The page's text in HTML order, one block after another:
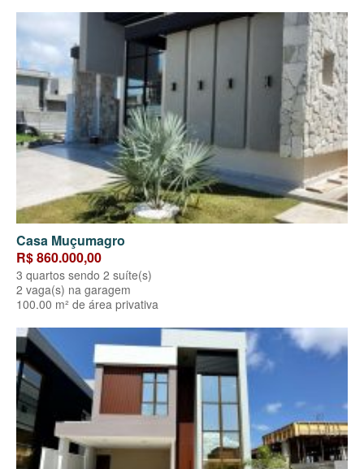
Casa Muçumagro
R$ 860.000,00
3 quartos sendo 2 suíte(s)
2 vaga(s) na garagem
100.00 m² de área privativa